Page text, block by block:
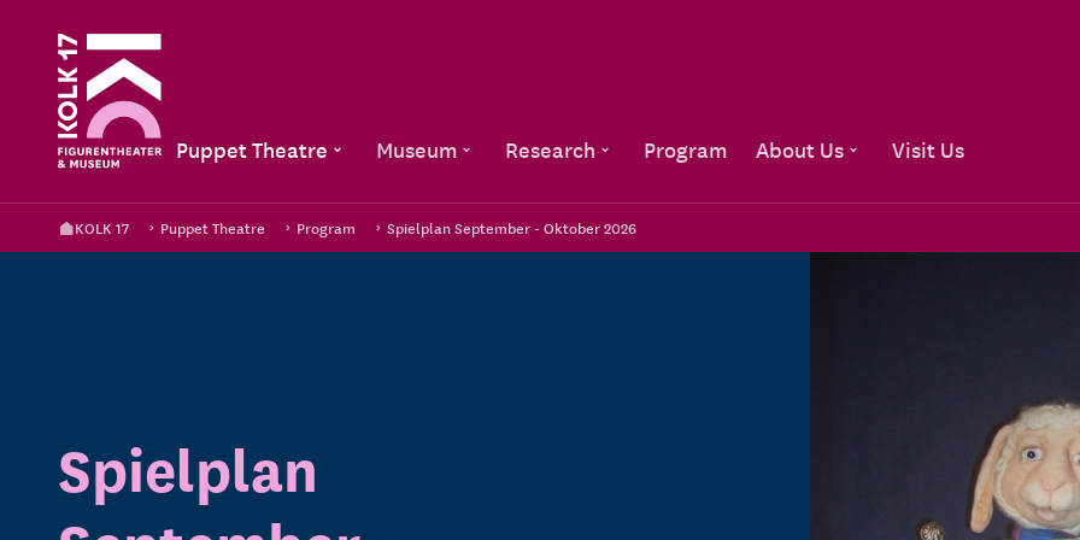
Puppet Theatre Museum Research Program About Us Visit Us
KOLK 17 Puppet Theatre Program Spielplan September - Oktober 2026
Spielplan